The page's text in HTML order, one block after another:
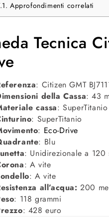
Approfondimenti correlati
Tecnica
: Citizen GMT
della Cassa: 43
cassa: SuperTitanio
: SuperTitanio
: Eco-Drive
: Blu
: Unidirezionale a 120
: A vite
: A vite
all’acqua: 200
: 118 grammi
: 428 euro